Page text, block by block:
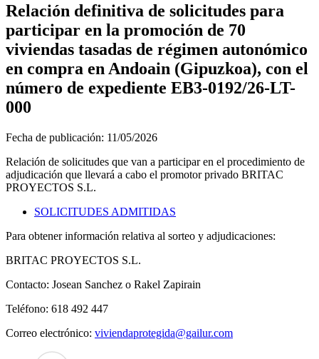
Relación definitiva de solicitudes para
participar en la promoción de 70
viviendas tasadas de régimen autonómico
en compra en Andoain (Gipuzkoa), con el
número de expediente EB3-0192/26-LT-
000
Fecha de publicación: 11/05/2026
Relación de solicitudes que van a participar en el procedimiento de
adjudicación que llevará a cabo el promotor privado BRITAC
PROYECTOS S.L.
SOLICITUDES ADMITIDAS
Para obtener información relativa al sorteo y adjudicaciones:
BRITAC PROYECTOS S.L.
Contacto: Josean Sanchez o Rakel Zapirain
Teléfono: 618 492 447
Correo electrónico: viviendaprotegida@gailur.com